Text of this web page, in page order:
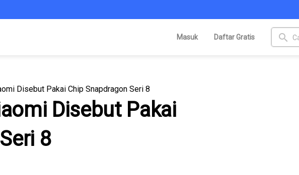
Masuk Daftar Gratis search
Disebut Pakai Chip Snapdragon Seri 8
Disebut Pakai
8